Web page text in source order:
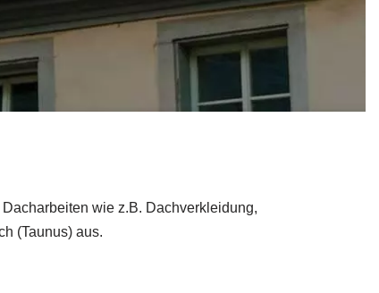
wie z.B. Dachverkleidung,
(Taunus) aus.